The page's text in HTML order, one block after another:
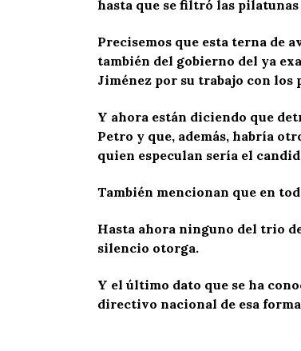
hasta que se filtró las
Precisemos que esta terna de
también del gobierno del ya
Jiménez por su trabajo con
Y ahora están diciendo que
Petro y que, además, habría
quien especulan sería el
También mencionan que en
Hasta ahora ninguno del trio
silencio otorga.
Y el último dato que se ha
directivo nacional de esa